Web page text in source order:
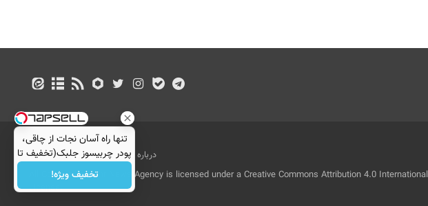
درباره ما تماس با ما
بازرگانی
All Content by Mehr News Agency is licensed under a Creative Commons Attribution 4.0 International
License.
تنها راه آسان نجات از چاقی،
پودر چربیسوز جلبک(تخفیف تا
امشب)
تخفیف ویژه!